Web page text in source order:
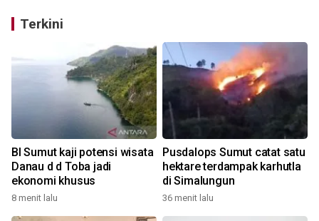
Terkini
BI Sumut kaji potensi wisata
Danau d d Toba jadi
ekonomi khusus
8 menit lalu
Pusdalops Sumut catat satu
hektare terdampak karhutla
di Simalungun
36 menit lalu